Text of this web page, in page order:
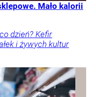
Mało kalorii
dzień? Kefir
i żywych kultur